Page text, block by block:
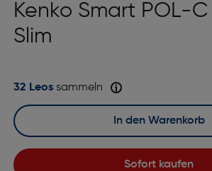
Kenko Smart POL-C
Slim
32 Leossammeln
Sofort kaufen
In den Warenkorb